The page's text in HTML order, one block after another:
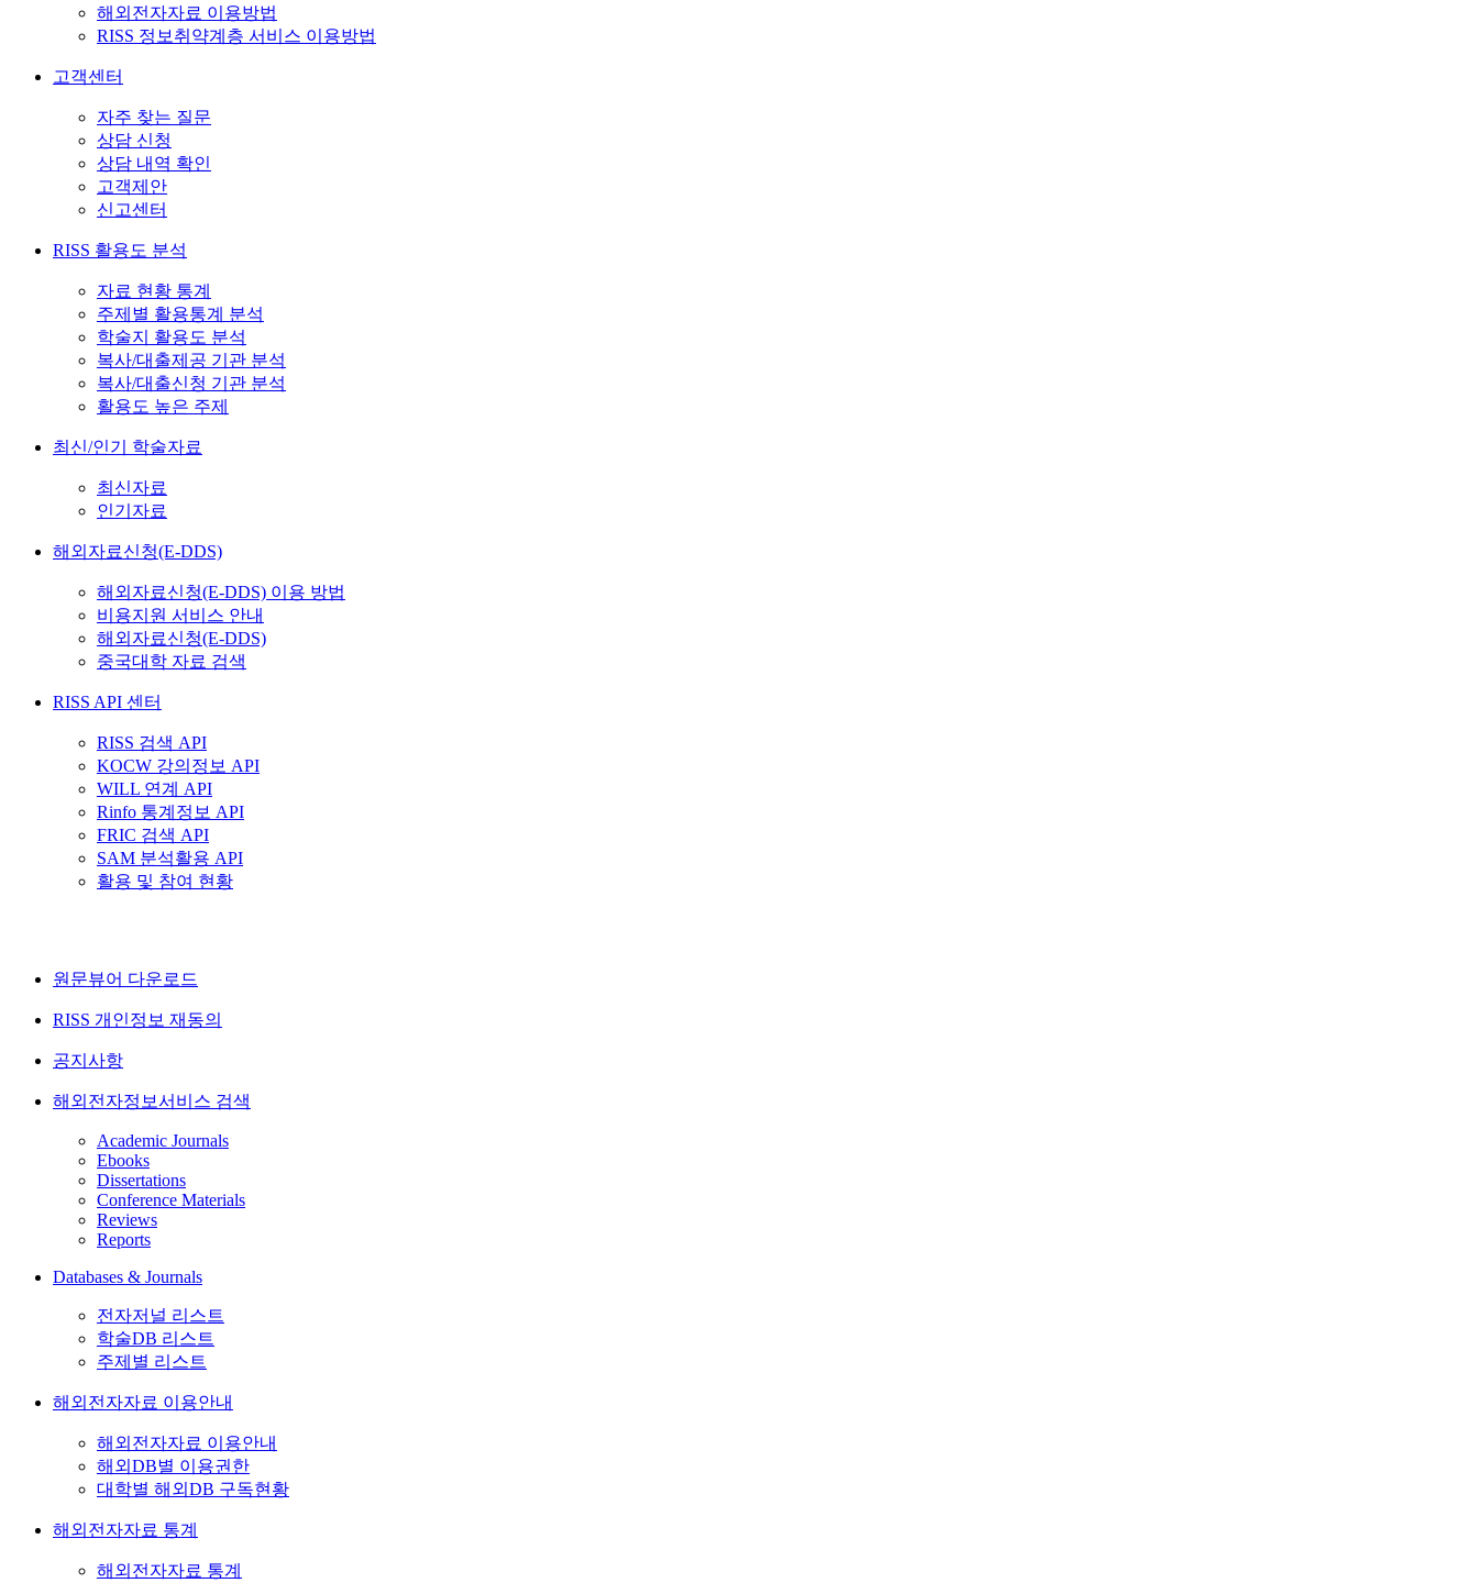
해외전자자료 이용방법
RISS 정보취약계층 서비스 이용방법
고객센터
자주 찾는 질문
상담 신청
상담 내역 확인
고객제안
신고센터
RISS 활용도 분석
자료 현황 통계
주제별 활용통계 분석
학술지 활용도 분석
복사/대출제공 기관 분석
복사/대출신청 기관 분석
활용도 높은 주제
최신/인기 학술자료
최신자료
인기자료
해외자료신청(E-DDS)
해외자료신청(E-DDS) 이용 방법
비용지원 서비스 안내
해외자료신청(E-DDS)
중국대학 자료 검색
RISS API 센터
RISS 검색 API
KOCW 강의정보 API
WILL 연계 API
Rinfo 통계정보 API
FRIC 검색 API
SAM 분석활용 API
활용 및 참여 현황
원문뷰어 다운로드
RISS 개인정보 재동의
공지사항
해외전자정보서비스 검색
Academic Journals
Ebooks
Dissertations
Conference Materials
Reviews
Reports
Databases & Journals
전자저널 리스트
학술DB 리스트
주제별 리스트
해외전자자료 이용안내
해외전자자료 이용안내
해외DB별 이용권한
대학별 해외DB 구독현황
해외전자자료 통계
해외전자자료 통계